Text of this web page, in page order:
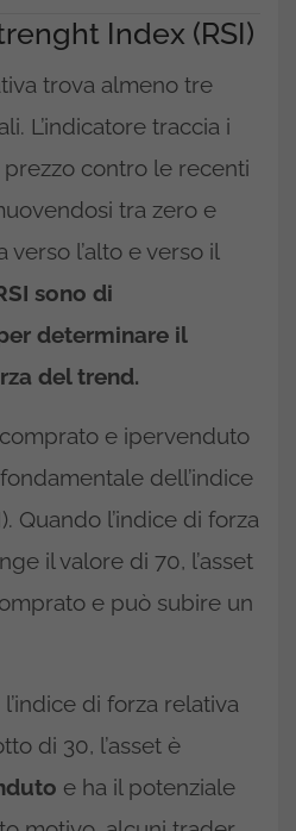
Index (RSI)
trova almeno tre
L’indicatore traccia i
contro le recenti
tra zero e
l’alto e verso il
sono di
determinare il
del trend.
e ipervenduto
dell’indice
Quando l’indice di forza
il valore di 70, l’asset
e può subire un
di forza relativa
di 30, l’asset è
e ha il potenziale